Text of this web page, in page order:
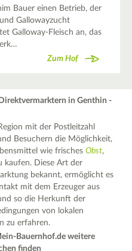
Bauer einen Betrieb, der
Gallowayzucht
Galloway-Fleisch an, das
Zum Hof
in Genthin -
mit der Postleitzahl
Besuchern die Möglichkeit,
wie frischesObst,
kaufen. Diese Art der
bekannt, ermöglicht es
mit dem Erzeuger aus
so die Herkunft der
von lokalen
zu erfahren.
Bauernhof.de weitere
finden